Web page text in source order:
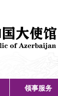
领事服务